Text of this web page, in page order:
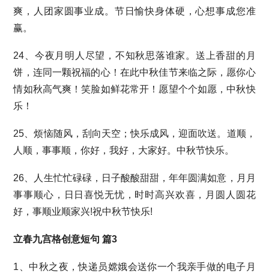
爽，人团家圆事业成。节日愉快身体硬，心想事成您准
赢。
24、今夜月明人尽望，不知秋思落谁家。送上香甜的月
饼，连同一颗祝福的心！在此中秋佳节来临之际，愿你心
情如秋高气爽！笑脸如鲜花常开！愿望个个如愿，中秋快
乐！
25、烦恼随风，刮向天空；快乐成风，迎面吹送。道顺，
人顺，事事顺，你好，我好，大家好。中秋节快乐。
26、人生忙忙碌碌，日子酸酸甜甜，年年圆满如意，月月
事事顺心，日日喜悦无忧，时时高兴欢喜，月圆人圆花
好，事顺业顺家兴!祝中秋节快乐!
立春九宫格创意短句 篇3
1、中秋之夜，快递员嫦娥会送你一个我亲手做的电子月